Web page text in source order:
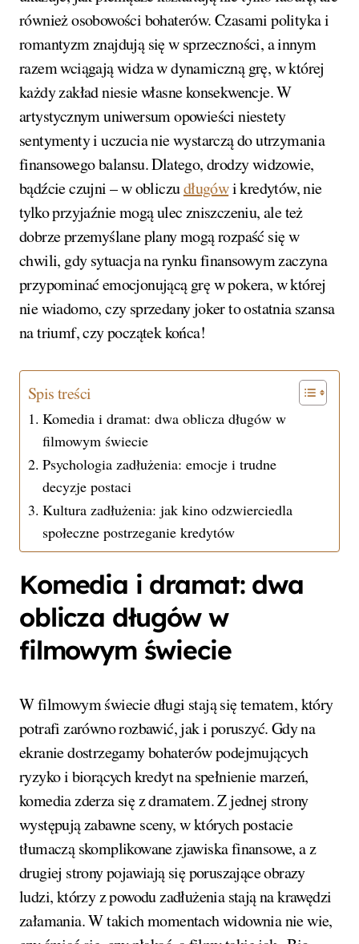
również osobowości bohaterów. Czasami polityka i
romantyzm znajdują się w sprzeczności, a innym
razem wciągają widza w dynamiczną grę, w której
każdy zakład niesie własne konsekwencje. W
artystycznym uniwersum opowieści niestety
sentymenty i uczucia nie wystarczą do utrzymania
finansowego balansu. Dlatego, drodzy widzowie,
bądźcie czujni – w obliczudługówi kredytów, nie
tylko przyjaźnie mogą ulec zniszczeniu, ale też
dobrze przemyślane plany mogą rozpaść się w
chwili, gdy sytuacja na rynku finansowym zaczyna
przypominać emocjonującą grę w pokera, w której
nie wiadomo, czy sprzedany joker to ostatnia szansa
na triumf, czy początek końca!
Spis treści
Komedia i dramat: dwa oblicza długów w
filmowym świecie
Psychologia zadłużenia: emocje i trudne
decyzje postaci
Kultura zadłużenia: jak kino odzwierciedla
społeczne postrzeganie kredytów
Komedia i dramat: dwa
oblicza długów w
filmowym świecie
W filmowym świecie długi stają się tematem, który
potrafi zarówno rozbawić, jak i poruszyć. Gdy na
ekranie dostrzegamy bohaterów podejmujących
ryzyko i biorących kredyt na spełnienie marzeń,
komedia zderza się z dramatem. Z jednej strony
występują zabawne sceny, w których postacie
tłumaczą skomplikowane zjawiska finansowe, a z
drugiej strony pojawiają się poruszające obrazy
ludzi, którzy z powodu zadłużenia stają na krawędzi
załamania. W takich momentach widownia nie wie,